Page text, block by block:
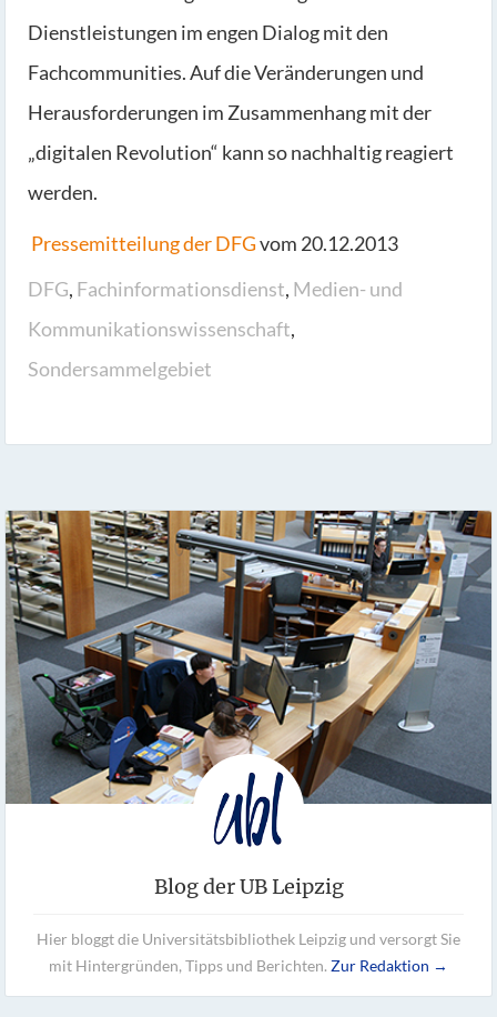
Dienstleistungen im engen Dialog mit den
Fachcommunities. Auf die Veränderungen und
Herausforderungen im Zusammenhang mit der
„digitalen Revolution“ kann so nachhaltig reagiert
werden.
Pressemitteilung der DFGvom 20.12.2013
DFG, Fachinformationsdienst, Medien- und
Kommunikationswissenschaft,
Sondersammelgebiet
Blog der UB Leipzig
Hier bloggt die Universitätsbibliothek Leipzig und versorgt Sie
mit Hintergründen, Tipps und Berichten. Zur Redaktion →